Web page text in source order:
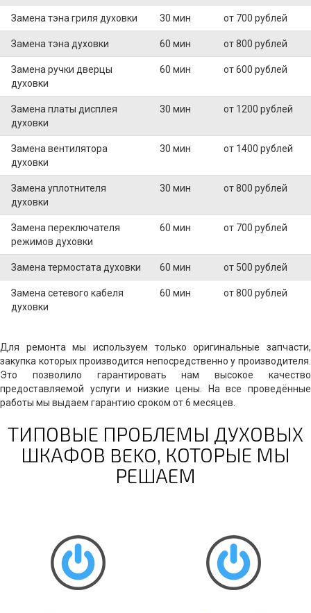
Замена тэна гриля духовки 30 мин от 700 рублей
Замена тэна духовки 60 мин от 800 рублей
Замена ручки дверцы
духовки
60 мин от 600 рублей
Замена платы дисплея
духовки
30 мин от 1200 рублей
Замена вентилятора
духовки
30 мин от 1400 рублей
Замена уплотнителя
духовки
30 мин от 800 рублей
Замена переключателя
режимов духовки
60 мин от 700 рублей
Замена термостата духовки 60 мин от 500 рублей
Замена сетевого кабеля
духовки
60 мин от 800 рублей
Для ремонта мы используем только оригинальные запчасти,
закупка которых производится непосредственно у производителя.
Это позволило гарантировать нам высокое качество
предоставляемой услуги и низкие цены. На все проведённые
работы мы выдаем гарантию сроком от 6 месяцев.
ТИПОВЫЕ ПРОБЛЕМЫ ДУХОВЫХ
ШКАФОВ BEKO, КОТОРЫЕ МЫ
РЕШАЕМ